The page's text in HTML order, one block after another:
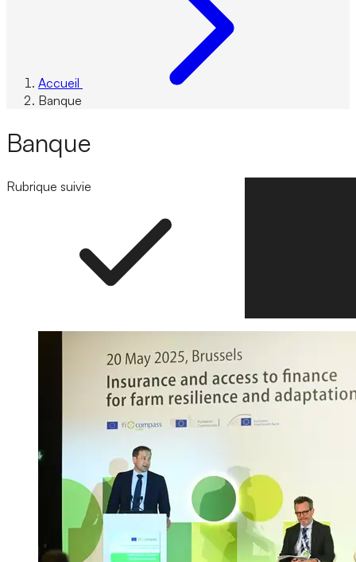
Accueil
Banque
Banque
Rubrique suivie